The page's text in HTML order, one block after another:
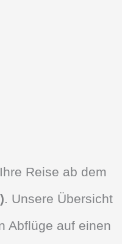
Reise ab dem
. Unsere Übersicht
Abflüge auf einen